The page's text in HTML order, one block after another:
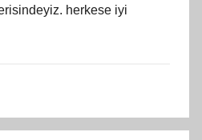
herkese iyi